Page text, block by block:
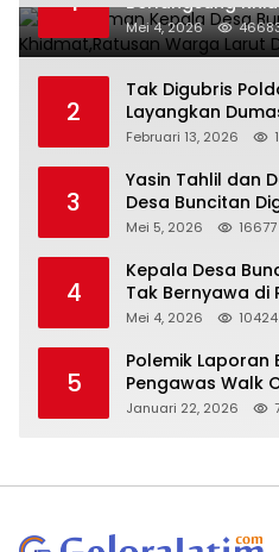
Larut Dalam
Mei 4, 2026
2
Tak Digubris
Layangkan
Oknum DPRD
Februari 13, 2026
3
Yasin Tahlil dan
Desa Buncitan
Mei 5, 2026 16677
4
Kepala Desa
Tak Bernyawa di
Bunuh Diri Menguat
Mei 4, 2026 10424
5
Polemik Laporan
Pengawas Walk
Kejanggalan
Januari 22, 2026